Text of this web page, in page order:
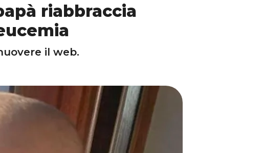
riabbraccia
il web.